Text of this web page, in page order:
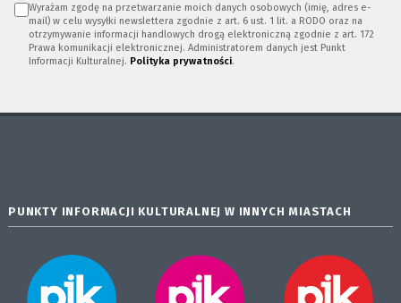
Wyrażam zgodę na przetwarzanie moich danych osobowych (imię, adres e-
mail) w celu wysyłki newslettera zgodnie z art. 6 ust. 1 lit. a RODO oraz na
otrzymywanie informacji handlowych drogą elektroniczną zgodnie z art. 172
Prawa komunikacji elektronicznej. Administratorem danych jest Punkt
Informacji Kulturalnej. Polityka prywatności.
PUNKTY INFORMACJI KULTURALNEJ W INNYCH MIASTACH